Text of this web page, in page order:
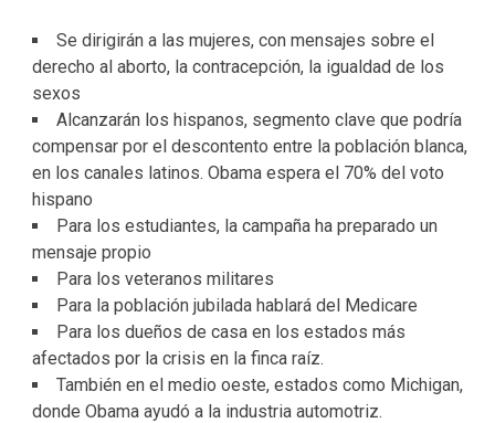
Se dirigirán a las mujeres, con mensajes sobre el
derecho al aborto, la contracepción, la igualdad de los
sexos
Alcanzarán los hispanos, segmento clave que podría
compensar por el descontento entre la población blanca,
en los canales latinos. Obama espera el 70% del voto
hispano
Para los estudiantes, la campaña ha preparado un
mensaje propio
Para los veteranos militares
Para la población jubilada hablará del Medicare
Para los dueños de casa en los estados más
afectados por la crisis en la finca raíz.
También en el medio oeste, estados como Michigan,
donde Obama ayudó a la industria automotriz.